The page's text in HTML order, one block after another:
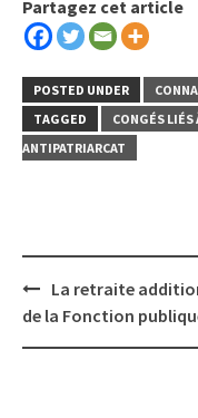
Partagez cet article
POSTED UNDER
TAGGED
CONGÉS LIÉS
ANTIPATRIARCAT
Post
navigation
La retraite
de la Fonction